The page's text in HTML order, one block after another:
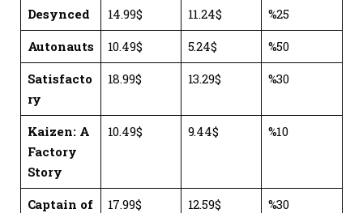
Desynced 14.99$ 11.24$
%25
Autonauts
10.49$ 5.24$
%50
Satisfacto
ry
18.99$ 13.29$ %30
Kaizen: A
Factory
Story
10.49$ 9.44$ %10
Captain of
17.99$ 12.59$ %30